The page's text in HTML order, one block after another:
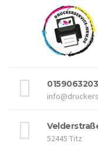
52445 Titz